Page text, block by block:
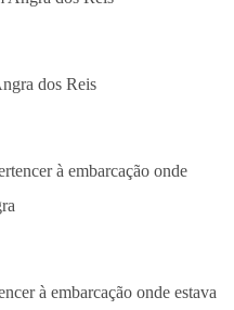
dos Reis
à embarcação onde estava